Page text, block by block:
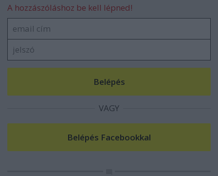
A hozzászóláshoz be kell lépned!
VAGY